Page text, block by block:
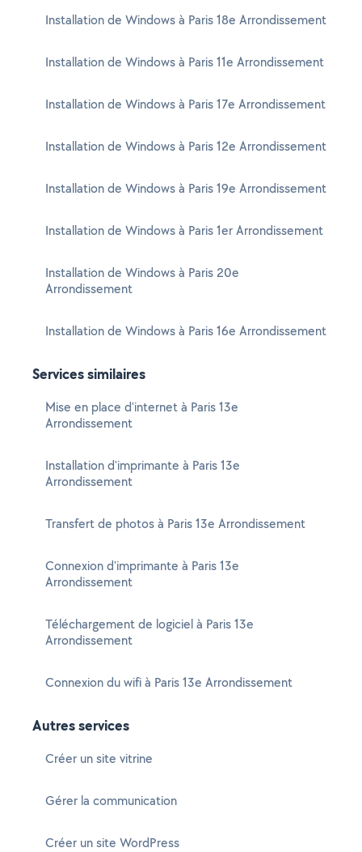
Installation de Windows à Paris 18e Arrondissement
Installation de Windows à Paris 11e Arrondissement
Installation de Windows à Paris 17e Arrondissement
Installation de Windows à Paris 12e Arrondissement
Installation de Windows à Paris 19e Arrondissement
Installation de Windows à Paris 1er Arrondissement
Installation de Windows à Paris 20e
Arrondissement
Installation de Windows à Paris 16e Arrondissement
Services similaires
Mise en place d'internet à Paris 13e
Arrondissement
Installation d'imprimante à Paris 13e
Arrondissement
Transfert de photos à Paris 13e Arrondissement
Connexion d'imprimante à Paris 13e
Arrondissement
Téléchargement de logiciel à Paris 13e
Arrondissement
Connexion du wifi à Paris 13e Arrondissement
Autres services
Créer un site vitrine
Gérer la communication
Créer un site WordPress